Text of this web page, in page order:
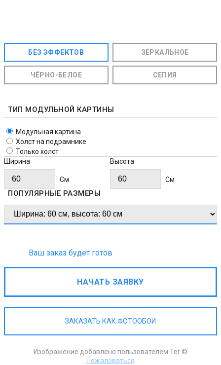
БЕЗ ЭФФЕКТОВ ЗЕРКАЛЬНОЕ
ЧЁРНО-БЕЛОЕ СЕПИЯ
ТИП МОДУЛЬНОЙ КАРТИНЫ
Модульная картина
Холст на подрамнике
Только холст
Ширина
Cм
Высота
Cм
ПОПУЛЯРНЫЕ РАЗМЕРЫ
Ваш заказ будет готов
НАЧАТЬ ЗАЯВКУ
ЗАКАЗАТЬ КАК ФОТООБОИ
Изображение добавлено пользователем Ter ©
Пожаловаться